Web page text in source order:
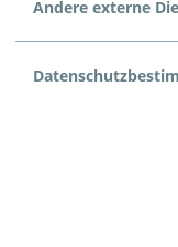
Andere externe
uns?